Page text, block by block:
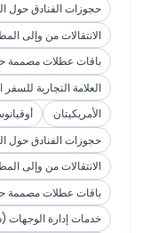
حجوزات الفنادق حول
الانتقالات من وإلى
باقات عطلات
العلامة التجارية للسفر
الأمريكيتان
حجوزات الفنادق حول
الانتقالات من وإلى
باقات عطلات
خدمات إدارة